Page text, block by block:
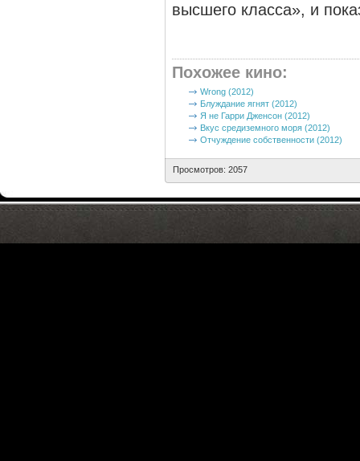
высшего класса», и
Похожее кино:
Wrong (2012)
Блуждание ягнят (2012)
Я не Гарри Дженсон (2012)
Вкус средиземного моря (2012)
Отчуждение собственности (2012)
Просмотров: 2057